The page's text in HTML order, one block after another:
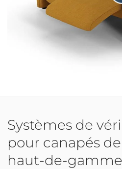
Systèmes de
pour canapés
haut-de-gamme